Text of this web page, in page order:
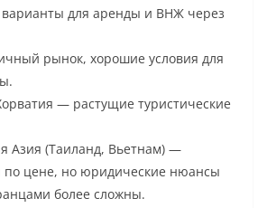
для аренды и ВНЖ через
рынок, хорошие условия для
— растущие туристические
Азия (Таиланд, Вьетнам) —
по цене, но юридические нюансы
более сложны.